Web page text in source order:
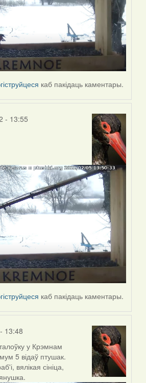
каб пакідаць каментары.
- 13:55
каб пакідаць каментары.
13:48
у Крэмнам
5 відаў птушак.
вялікая сініца,